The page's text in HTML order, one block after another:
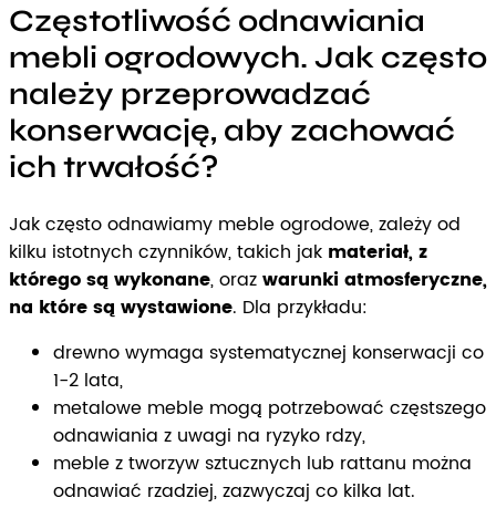
Częstotliwość odnawiania
mebli ogrodowych. Jak często
należy przeprowadzać
konserwację, aby zachować
ich trwałość?
Jak często odnawiamy meble ogrodowe, zależy od
kilku istotnych czynników, takich jak materiał, z
którego są wykonane, orazwarunki atmosferyczne,
na które są wystawione. Dla przykładu:
drewno wymaga systematycznej konserwacji co
1-2 lata,
metalowe meble mogą potrzebować częstszego
odnawiania z uwagi na ryzyko rdzy,
meble z tworzyw sztucznych lub rattanu można
odnawiać rzadziej, zazwyczaj co kilka lat.